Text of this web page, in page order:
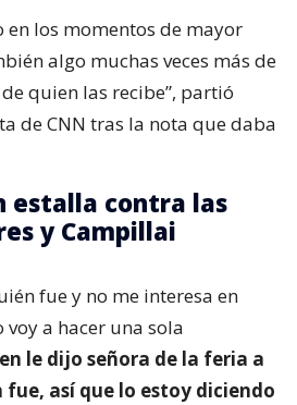
en los momentos de mayor
algo muchas veces más de
quien las recibe”, partió
de CNN tras la nota que daba
estalla contra las
y Campillai
fue y no me interesa en
a hacer una sola
le dijo señora de la feria a
fue, así que lo estoy diciendo